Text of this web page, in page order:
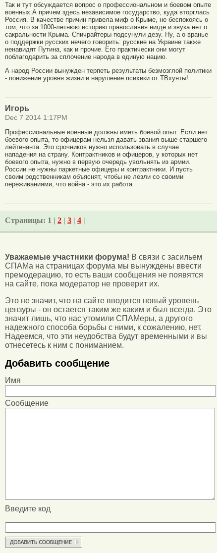
Так и тут обсуждается вопрос о профессиональном и боевом опыте
военных.А причем здесь независимое государство, куда вторглась
Россия. В качестве причин привела миф о Крыме, не беспокоясь о
том, что за 1000-летнюю историю православия нигде и звука нет о
сакральности Крыма. Спичрайтеры подсунули дезу. Ну, а о вранье
о поддержки русских нечего говорить: русские на Украине также
ненавидят Путина, как и прочие. Его практически они могут
поблагодарить за сплочение народа в единую нацию.
А народ России вынужден терпеть результаты безмозглой политики
- понижение уровня жизни и нарушение психики от ТВхунты!
Игорь
Dec 7 2014 1:17PM
Профессиональные военные должны иметь боевой опыт. Если нет
боевого опыта, то офицерам нельзя давать звания выше старшего
лейтенанта. Это срочников нужно использовать в случае
нападения на страну. Контрактников и офицеров, у которых нет
боевого опыта, нужно в первую очередь увольнять из армии.
России не нужны паркетные офицеры и контрактники. И пусть
своим родственникам объяснят, чтобы не лезли со своими
переживаниями, что война - это их работа.
Страницы: 1 | 2 | 3 | 4 |
Уважаемые участники форума! В связи с засильем
СПАМа на страницах форума мы вынуждены ввести
премодерацию, то есть ваши сообщения не появятся
на сайте, пока модератор не проверит их.
Это не значит, что на сайте вводится новый уровень
цензуры - он остается таким же каким и был всегда. Это
значит лишь, что нас утомили СПАМеры, а другого
надежного способа борьбы с ними, к сожалению, нет.
Надеемся, что эти неудобства будут временными и вы
отнесетесь к ним с пониманием.
Добавить сообщение
Имя
Сообщение
Введите код